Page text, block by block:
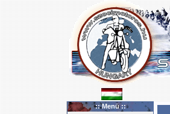
:: Menü ::